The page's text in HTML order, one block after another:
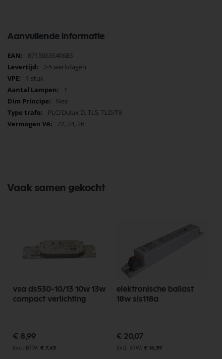
Aanvullende informatie
Meer
informatie
8715063540685
2-5 werkdagen
1 stuk
1
Nee
PLC/Dulux D, TL5, TLD/T8
22, 24, 26
Vaak samen gekocht
vsa ds530-10/13 10w 13w
compact verlichting
€ 8,99
€ 7,43
elektronische ballast
18w sis118a
€ 20,07
€ 16,59